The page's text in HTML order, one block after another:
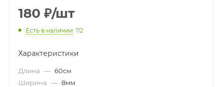
180 ₽/шт
Есть в наличии: 112
Характеристики
Длина — 60см
Ширина — 8мм